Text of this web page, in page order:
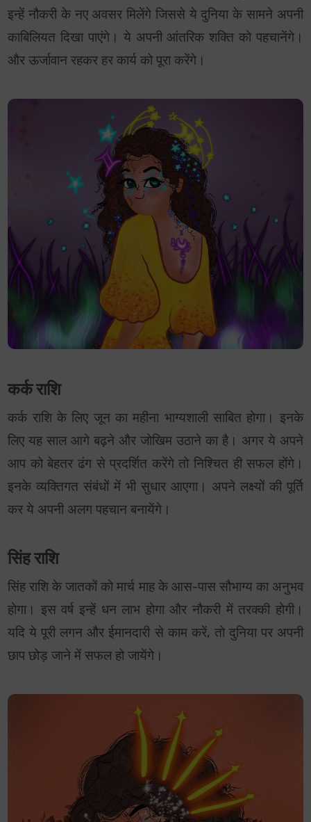
इन्हें नौकरी के नए अवसर मिलेंगे जिससे ये दुनिया के सामने अपनी
काबिलियत दिखा पाएंगे। ये अपनी आंतरिक शक्ति को पहचानेंगे।
और ऊर्जावान रहकर हर कार्य को पूरा करेंगे।
कर्क राशि
कर्क राशि के लिए जून का महीना भाग्यशाली साबित होगा। इनके
लिए यह साल आगे बढ़ने और जोखिम उठाने का है। अगर ये अपने
आप को बेहतर ढंग से प्रदर्शित करेंगे तो निश्चित ही सफल होंगे।
इनके व्यक्तिगत संबंधों में भी सुधार आएगा। अपने लक्ष्यों की पूर्ति
कर ये अपनी अलग पहचान बनायेंगे।
सिंह राशि
सिंह राशि के जातकों को मार्च माह के आस-पास सौभाग्य का अनुभव
होगा। इस वर्ष इन्हें धन लाभ होगा और नौकरी में तरक्की होगी।
यदि ये पूरी लगन और ईमानदारी से काम करें, तो दुनिया पर अपनी
छाप छोड़ जाने में सफल हो जायेंगे।